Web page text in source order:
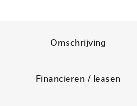
Omschrijving
Financieren / leasen